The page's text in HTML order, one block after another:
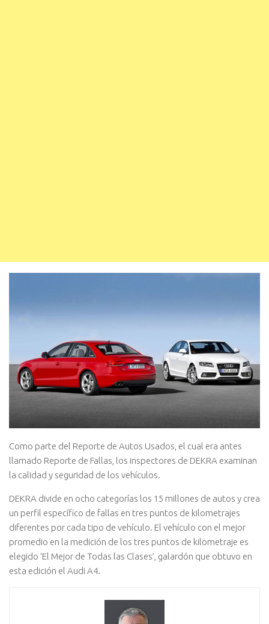
Como parte del Reporte de Autos Usados, el cual era antes
llamado Reporte de Fallas, los inspectores de DEKRA examinan
la calidad y seguridad de los vehículos.
DEKRA divide en ocho categorías los 15 millones de autos y crea
un perfil específico de fallas en tres puntos de kilometrajes
diferentes por cada tipo de vehículo. El vehículo con el mejor
promedio en la medición de los tres puntos de kilometraje es
elegido ‘El Mejor de Todas las Clases’, galardón que obtuvo en
esta edición el Audi A4.